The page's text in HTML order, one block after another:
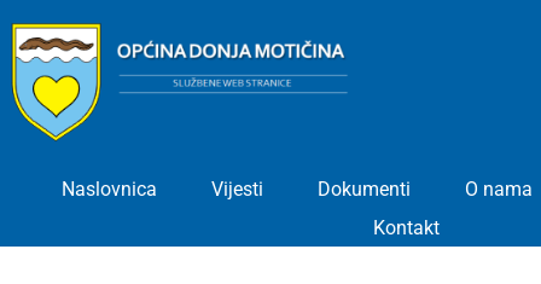
content
Naslovnica Vijesti Dokumenti
O nama
Kontakt